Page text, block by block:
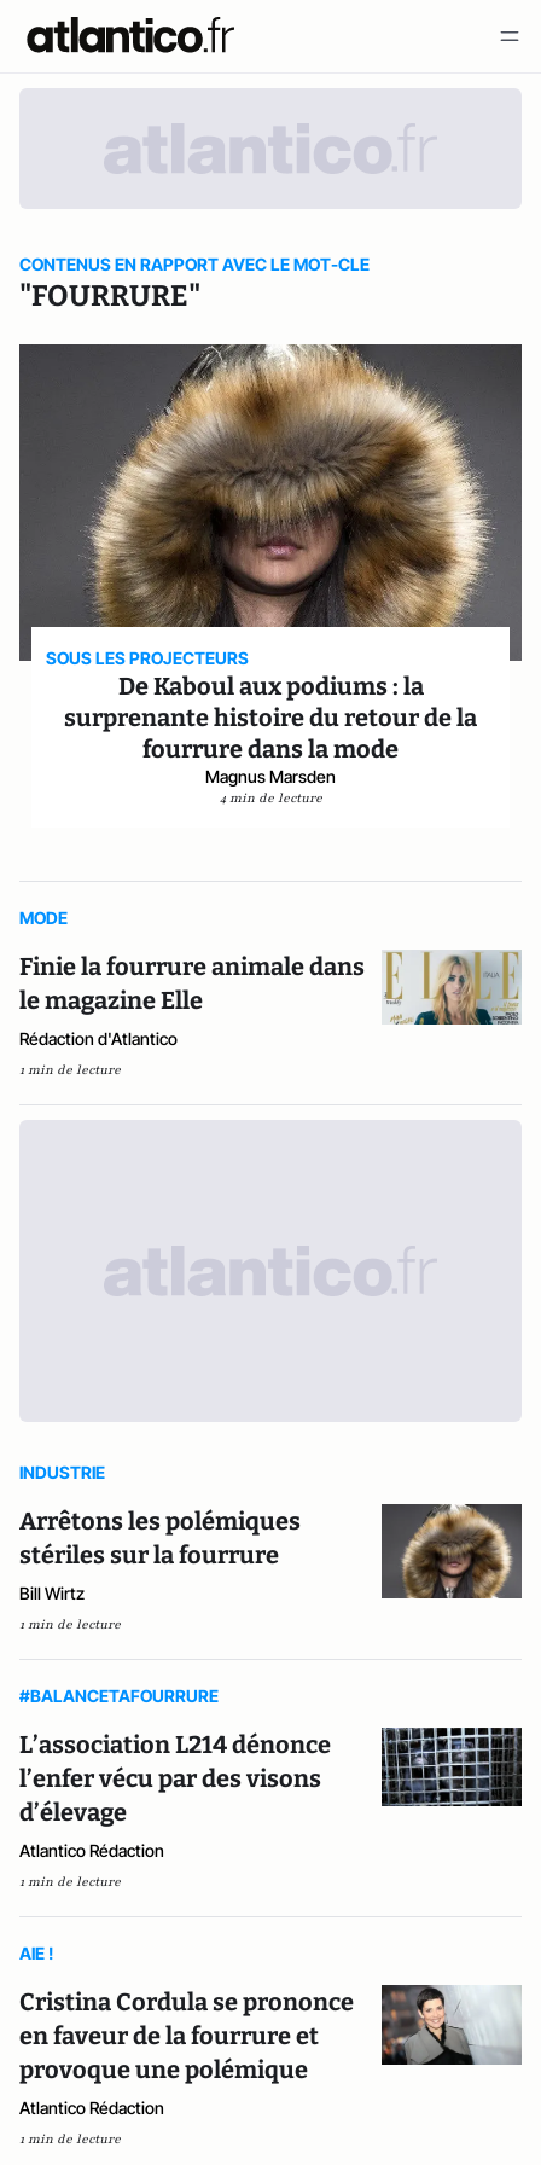
CONTENUS EN RAPPORT AVEC LE MOT-CLE
"FOURRURE"
SOUS LES PROJECTEURS
De Kaboul aux podiums : la
surprenante histoire du retour de la
fourrure dans la mode
Magnus Marsden
4 min de lecture
MODE
Finie la fourrure animale dans
le magazine Elle
Rédaction d'Atlantico
1 min de lecture
INDUSTRIE
Arrêtons les polémiques
stériles sur la fourrure
Bill Wirtz
1 min de lecture
#BALANCETAFOURRURE
L’association L214 dénonce
l’enfer vécu par des visons
d’élevage
Atlantico Rédaction
1 min de lecture
AIE !
Cristina Cordula se prononce
en faveur de la fourrure et
provoque une polémique
Atlantico Rédaction
1 min de lecture